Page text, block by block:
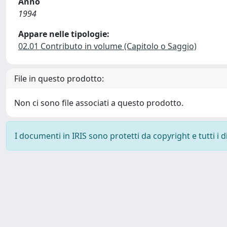
1994
Appare nelle tipologie:
02.01 Contributo in volume (Capitolo o Saggio)
File in questo prodotto:
Non ci sono file associati a questo prodotto.
I documenti in IRIS sono protetti da copyright e tutti i